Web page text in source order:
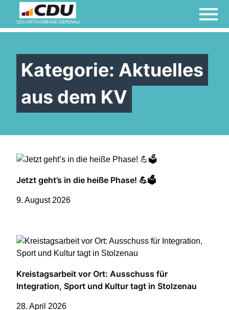
CDU ORTSVERBAND DIEPENAU
Kategorie: Aktuelles
aus dem KV
Jetzt geht’s in die heiße Phase! 💪🗳️
9. August 2026
Kreistagsarbeit vor Ort: Ausschuss für
Integration, Sport und Kultur tagt in Stolzenau
28. April 2026